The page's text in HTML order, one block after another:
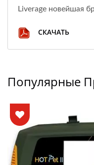
Liverage новейшая
СКАЧАТЬ
Популярные